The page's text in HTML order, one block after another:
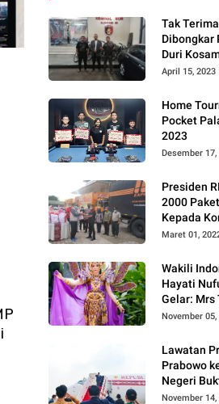
Tak
Dibongkar
Duri
Gugat PT
April 15, 2023
Home
Pocket
2023
Desember 17,
Presiden
2000
Kepada
di
Maret 01,
Wakili
Hayati
Gelar: Mrs
2024 dan
Worldwide
Pemilihan
Worldwide
November 05,
Lawatan
Prabowo
Negeri
Strategis
November 14,